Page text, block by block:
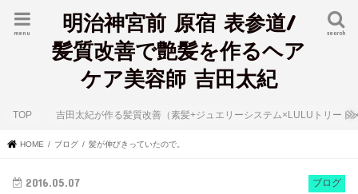
明治神宮前 原宿 表参道/
髪質改善で艶髪を作るヘア
ケア美容師 吉田太紀
search
menu
TOP 吉田太紀が作る髪質改善（素髪+ジュエリーシステム×LULUトリート
HOME ブログ 髪が伸びきっていたので。
ブログ
2016.05.07